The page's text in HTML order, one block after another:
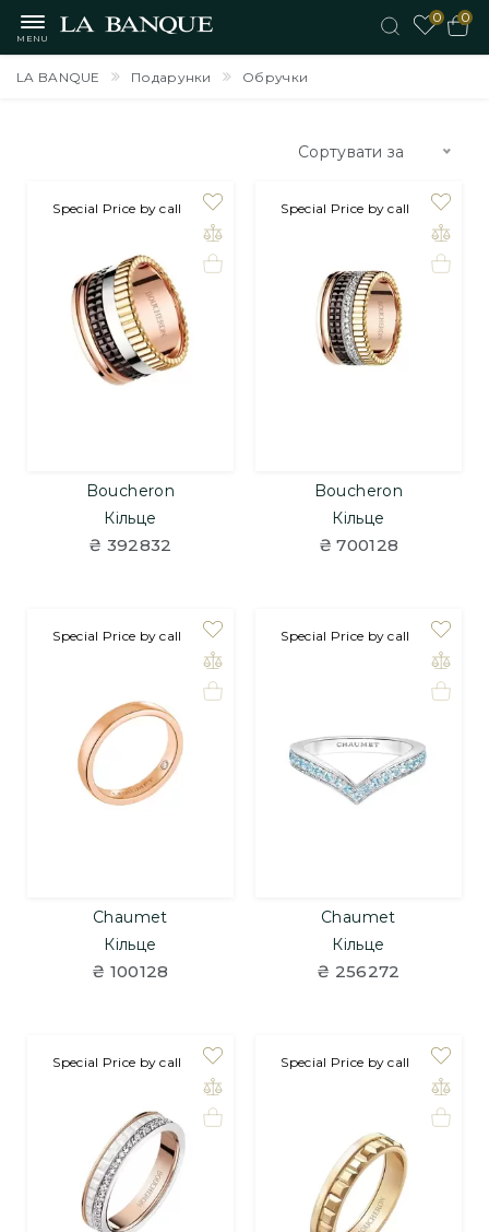
MENU
0
0
LA BANQUE Подарунки Обручки
Сортувати за
Special Price by call
Boucheron
Кільце
₴ 392832
Special Price by call
Boucheron
Кільце
₴ 700128
Special Price by call
Chaumet
Кільце
₴ 100128
Special Price by call
Chaumet
Кільце
₴ 256272
на замовлення
Special Price by call на замовлення
Special Price by call